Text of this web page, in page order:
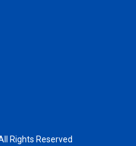
Rights Reserved